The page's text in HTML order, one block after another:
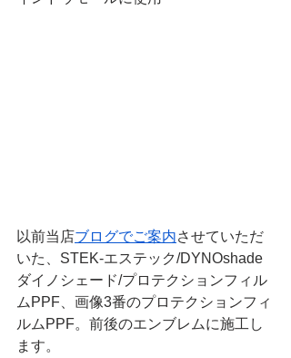
以前当店ブログでご案内させていただ
いた、STEK-エステック/DYNOshade
ダイノシェード/プロテクションフィル
ムPPF、画像3番のプロテクションフィ
ルムPPF。前後のエンブレムに施工し
ます。